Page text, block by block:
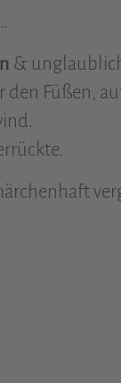
&
Füßen,